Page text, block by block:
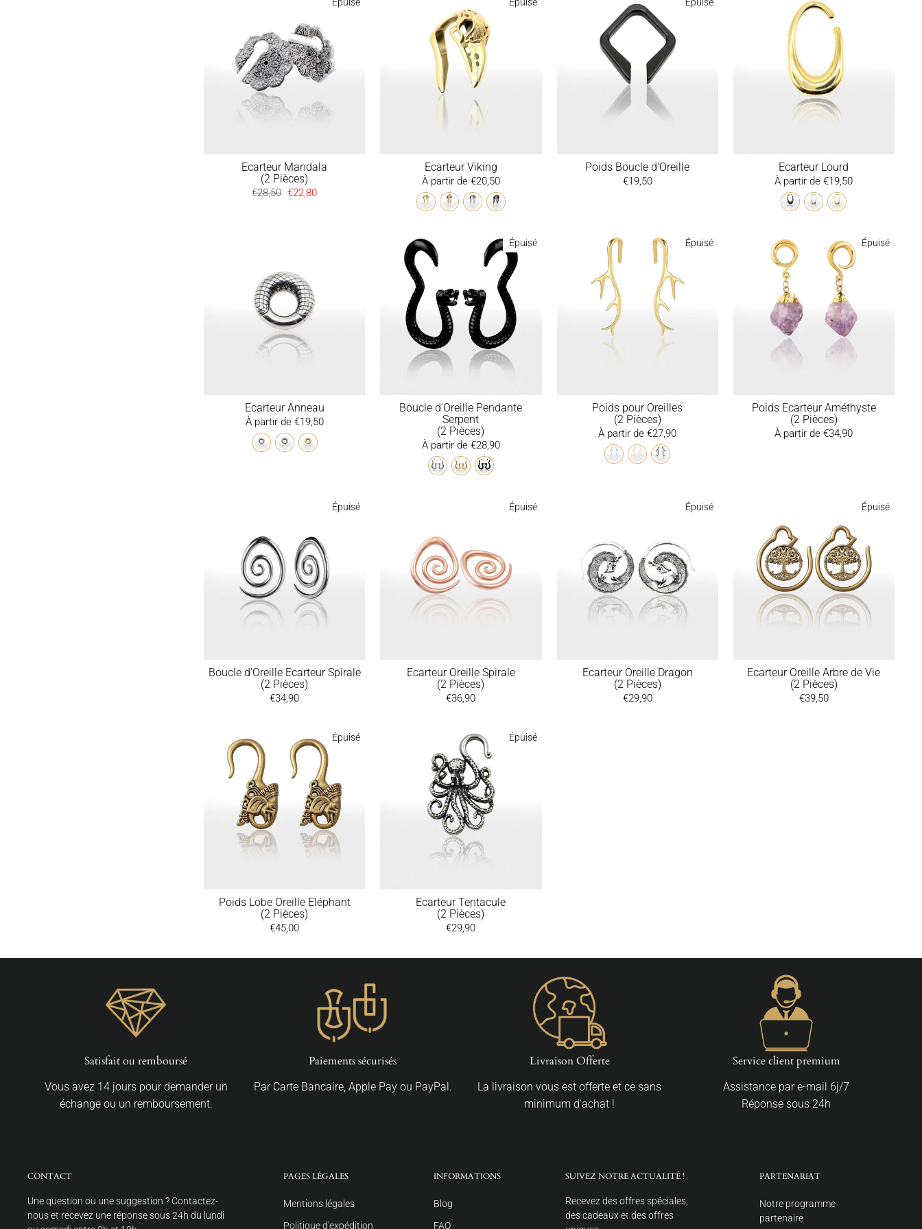
Ecarteur Mandala
(2 Pièces)
Prix
€28,50 Prix
€22,80
Ecarteur Viking
À partir de €20,50
Poids Boucle d'Oreille
€19,50
Ecarteur Lourd
À partir de €19,50
Ecarteur Anneau
À partir de €19,50
Épuisé
Boucle d'Oreille Pendante
Serpent
(2 Pièces)
À partir de €28,90
Épuisé
Poids pour Oreilles
(2 Pièces)
À partir de €27,90
Épuisé
Poids Ecarteur Améthyste
(2 Pièces)
À partir de €34,90
Épuisé
Boucle d'Oreille Ecarteur Spirale
(2 Pièces)
€34,90
Épuisé
Ecarteur Oreille Spirale
(2 Pièces)
€36,90
Épuisé
Ecarteur Oreille Dragon
(2 Pièces)
€29,90
Épuisé
Ecarteur Oreille Arbre de Vie
(2 Pièces)
€39,50
Épuisé
Poids Lobe Oreille Eléphant
(2 Pièces)
€45,00
Épuisé
Ecarteur Tentacule
(2 Pièces)
€29,90
Satisfait ou remboursé
Vous avez 14 jours pour demander un
échange ou un remboursement.
Paiements sécurisés
Par Carte Bancaire, Apple Pay ou PayPal.
Livraison Offerte
La livraison vous est offerte et ce sans
minimum d'achat !
Service client premium
Assistance par e-mail 6j/7
Réponse sous 24h
CONTACT
Une question ou une suggestion ? Contactez-
nous et recevez une réponse sous 24h du lundi
PAGES LÉGALES
Mentions légales
Politique d'expédition
INFORMATIONS
Blog
FAQ
SUIVEZ NOTRE ACTUALITÉ !
Recevez des offres spéciales,
des cadeaux et des offres
PARTENARIAT
Notre programme
partenaire